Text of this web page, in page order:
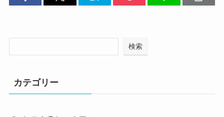
検索
カテゴリー